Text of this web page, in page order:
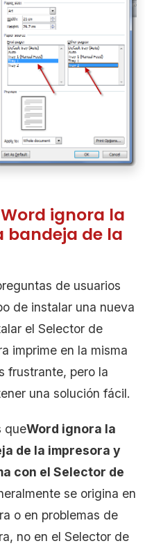
ignora la
bandeja de la
de usuarios
de instalar una nueva
el Selector de
imprime en la misma
frustrante, pero la
una solución fácil.
queWord ignora la
de la impresora y
con el Selector de
se origina en
o en problemas de
no en el Selector de